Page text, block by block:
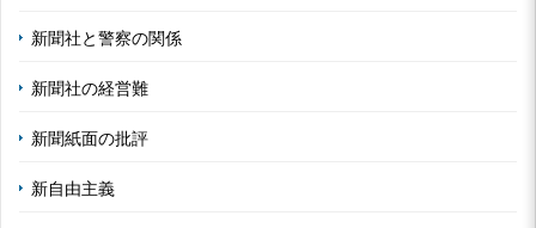
新聞社と警察の関係
新聞社の経営難
新聞紙面の批評
新自由主義